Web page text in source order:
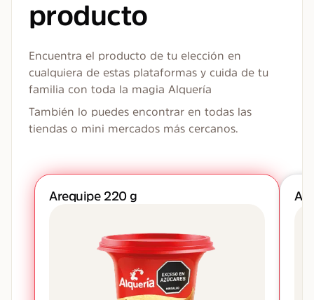
producto
Encuentra el producto de tu elección en
cualquiera de estas plataformas y cuida de tu
familia con toda la magia Alquería
También lo puedes encontrar en todas las
tiendas o mini mercados más cercanos.
Arequipe 220 g